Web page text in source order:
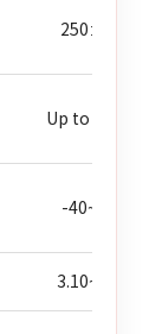
250±20
Up to 6 GHz
-40~120
3.10~3.60